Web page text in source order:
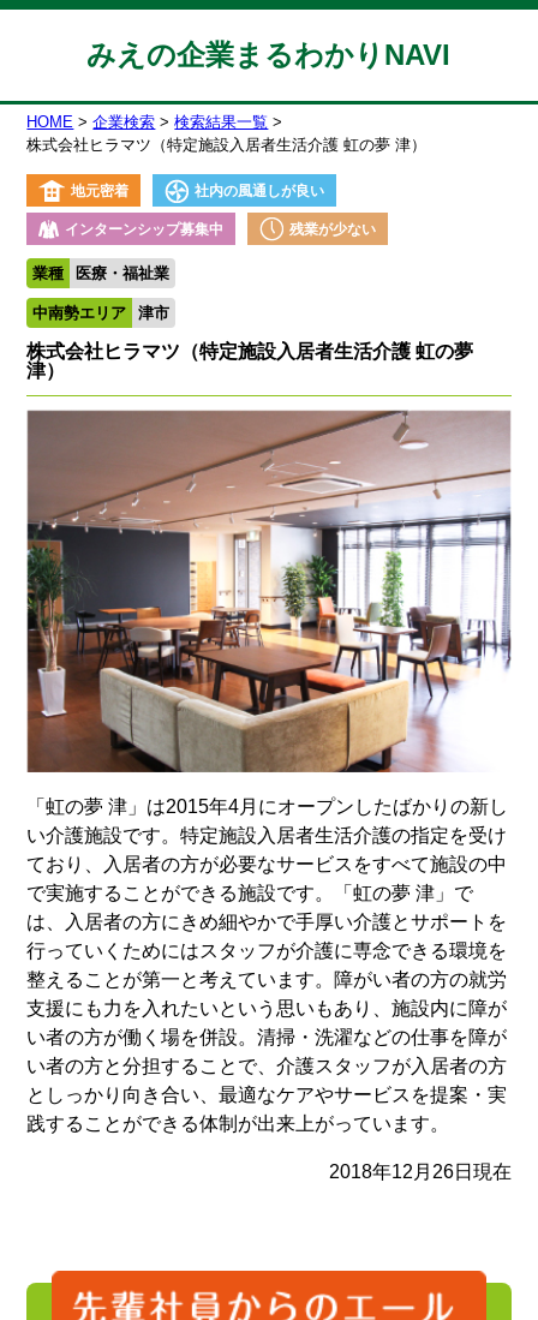
みえの企業まるわかりNAVI
HOME 企業検索
検索結果一覧
株式会社ヒラマツ（特定施設入居者生活介護 虹の夢 津）
地元密着 社内の風通しが良い
インターンシップ募集中 残業が少ない
業種 医療・福祉業
中南勢エリア 津市
株式会社ヒラマツ（特定施設入居者生活介護 虹の夢
津）
「虹の夢 津」は2015年4月にオープンしたばかりの新し
い介護施設です。特定施設入居者生活介護の指定を受け
ており、入居者の方が必要なサービスをすべて施設の中
で実施することができる施設です。「虹の夢 津」で
は、入居者の方にきめ細やかで手厚い介護とサポートを
行っていくためにはスタッフが介護に専念できる環境を
整えることが第一と考えています。障がい者の方の就労
支援にも力を入れたいという思いもあり、施設内に障が
い者の方が働く場を併設。清掃・洗濯などの仕事を障が
い者の方と分担することで、介護スタッフが入居者の方
としっかり向き合い、最適なケアやサービスを提案・実
践することができる体制が出来上がっています。
2018年12月26日現在